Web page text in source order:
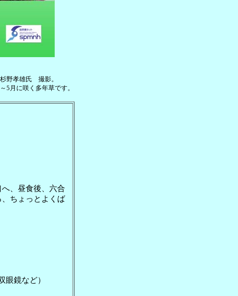
野孝雄氏 撮影。
5月に咲く多年草です。
、昼食後、六合
ちょっとよくば
眼鏡など）